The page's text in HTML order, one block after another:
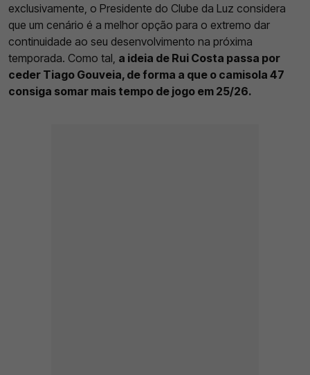
exclusivamente, o Presidente do Clube da Luz considera
que um cenário é a melhor opção para o extremo dar
continuidade ao seu desenvolvimento na próxima
temporada. Como tal, a ideia de Rui Costa passa por
ceder Tiago Gouveia, de forma a que o camisola 47
consiga somar mais tempo de jogo em 25/26.